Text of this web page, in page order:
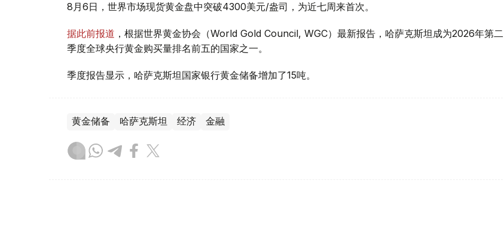
8月6日，世界市场现货黄金盘中突破4300美元/盎司，为近七周来首次。
据此前报道 ，根据世界黄金协会（World Gold Council, WGC）最新报告，哈萨克斯坦成为2026年第二
季度全球央行黄金购买量排名前五的国家之一。
季度报告显示，哈萨克斯坦国家银行黄金储备增加了15吨。
黄金储备 哈萨克斯坦 经济 金融